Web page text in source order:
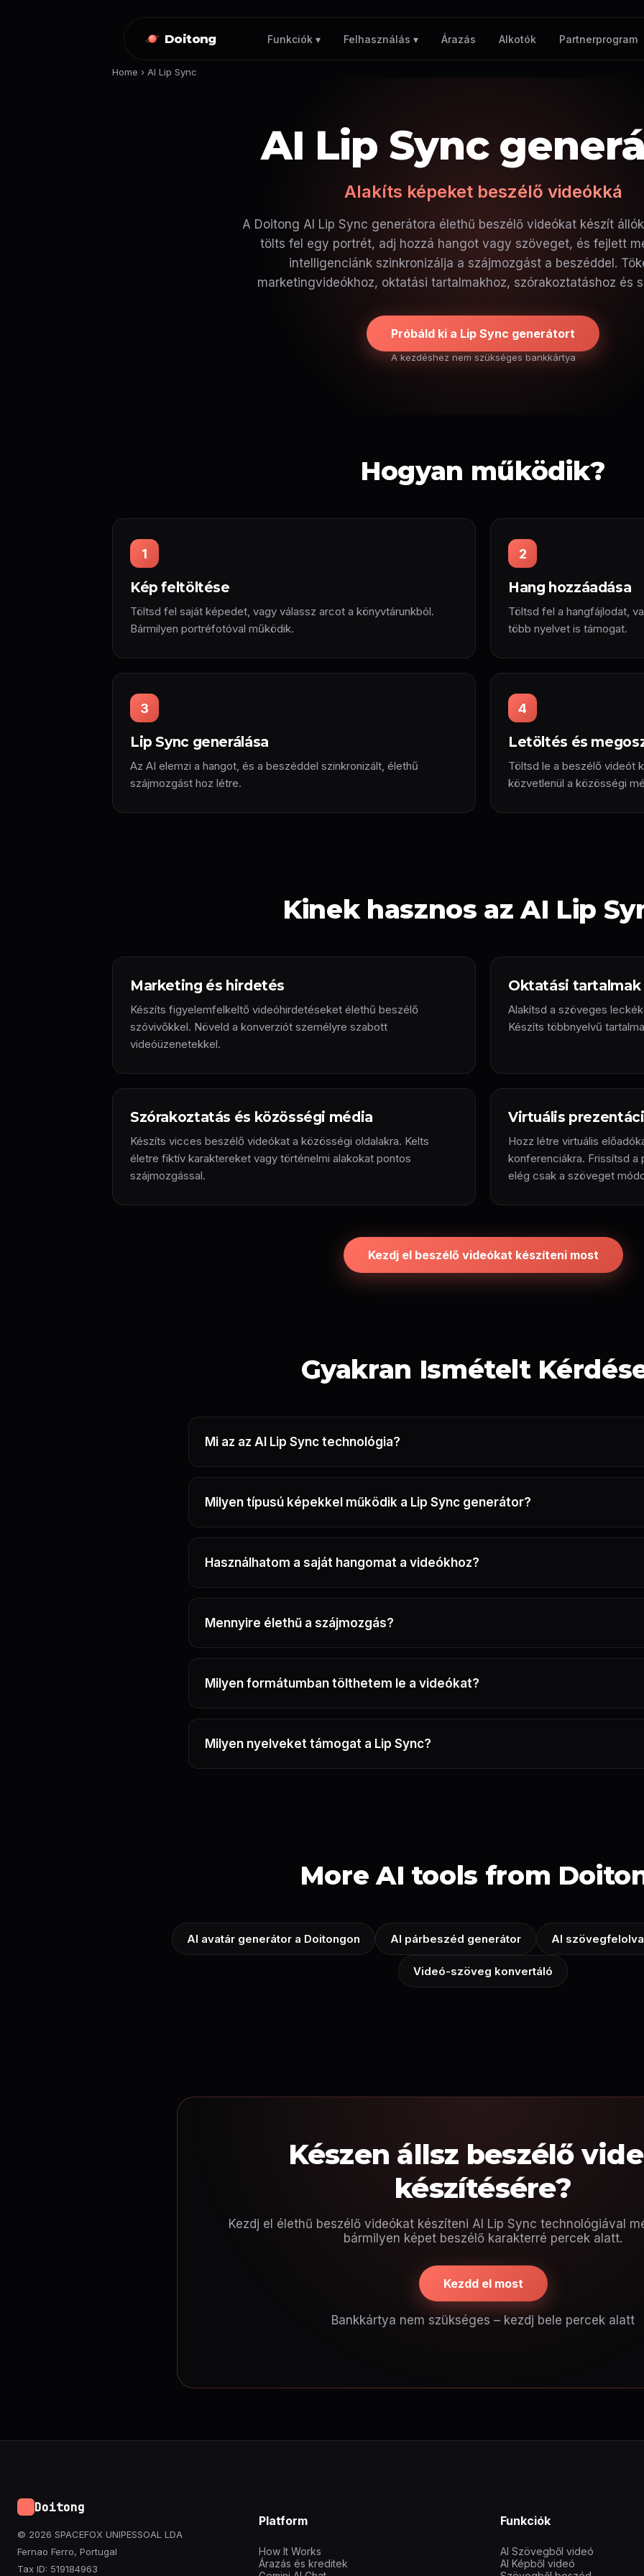
Doitong Funkciók ▾ Felhasználás ▾ Árazás Alkotók Partnerprogram
Home › AI Lip Sync
AI Lip Sync
Alakíts képeket beszélő videókká
A Doitong AI Lip Sync generátora élethű beszélő videókat készít
tölts fel egy portrét, adj hozzá hangot vagy szöveget, és fejlett
intelligenciánk szinkronizálja a szájmozgást a beszéddel.
marketingvideókhoz, oktatási tartalmakhoz, szórakoztatáshoz és
Próbáld ki a Lip Sync generátort
A kezdéshez nem szükséges bankkártya
Hogyan működik?
1
Kép feltöltése
Töltsd fel saját képedet, vagy válassz arcot a könyvtárunkból.
Bármilyen portréfotóval működik.
2
Hang hozzáadása
Töltsd fel a hangfájlodat,
több nyelvet is támogat.
3
Lip Sync generálása
Az AI elemzi a hangot, és a beszéddel szinkronizált, élethű
szájmozgást hoz létre.
4
Letöltés és
Töltsd le a beszélő videót
közvetlenül a közösségi
Kinek hasznos az AI Lip
Marketing és hirdetés
Készíts figyelemfelkeltő videóhirdetéseket élethű beszélő
szóvivőkkel. Növeld a konverziót személyre szabott
videóüzenetekkel.
Oktatási tartalmak
Alakítsd a szöveges
Készíts többnyelvű
Szórakoztatás és közösségi média
Készíts vicces beszélő videókat a közösségi oldalakra. Kelts
életre fiktív karaktereket vagy történelmi alakokat pontos
szájmozgással.
Virtuális
Hozz létre virtuális
konferenciákra. Frissítsd a
elég csak a szöveget
Kezdj el beszélő videókat készíteni most
Gyakran Ismételt
Mi az az AI Lip Sync technológia?
Milyen típusú képekkel működik a Lip Sync generátor?
Használhatom a saját hangomat a videókhoz?
Mennyire élethű a szájmozgás?
Milyen formátumban tölthetem le a videókat?
Milyen nyelveket támogat a Lip Sync?
More AI tools from
AI avatár generátor a Doitongon AI párbeszéd generátor AI
Videó-szöveg konvertáló
Készen állsz beszélő
készítésére?
Kezdj el élethű beszélő videókat készíteni AI Lip Sync technológiával
bármilyen képet beszélő karakterré percek alatt.
Kezdd el most
Bankkártya nem szükséges – kezdj bele percek alatt
Doitong
© 2026 SPACEFOX UNIPESSOAL LDA
Fernao Ferro, Portugal
Tax ID: 519184963
Platform
How It Works
Árazás és kreditek
Funkciók
AI Szövegből videó
AI Képből videó